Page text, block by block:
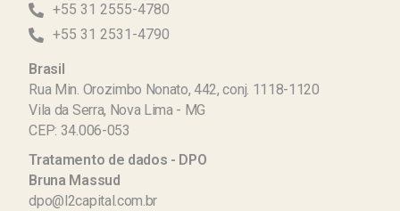
+55 31 2555-4780
+55 31 2531-4790
Brasil
Rua Min. Orozimbo Nonato, 442, conj. 1118-1120
Vila da Serra, Nova Lima - MG
CEP: 34.006-053
Tratamento de dados - DPO
Bruna Massud
dpo@l2capital.com.br